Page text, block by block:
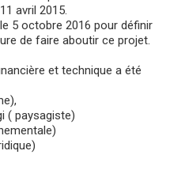
avril 2015.
5 octobre 2016 pour définir
de faire aboutir ce projet.
et technique a été
( paysagiste)